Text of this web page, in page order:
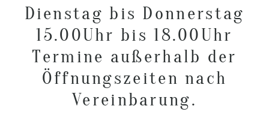
POST COMMENT
Dienstag bis Donnerstag
15.00Uhr bis 18.00Uhr
Termine außerhalb der
Öffnungszeiten nach
Vereinbarung.